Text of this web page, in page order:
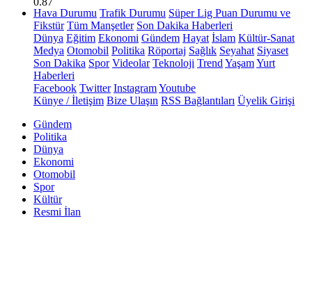
Hava Durumu Trafik Durumu Süper Lig Puan Durumu ve
Fikstür Tüm Manşetler Son Dakika Haberleri
Dünya Eğitim Ekonomi Gündem Hayat İslam Kültür-Sanat
Medya Otomobil Politika Röportaj Sağlık Seyahat Siyaset
Son Dakika Spor Videolar Teknoloji Trend YaşamYurt
Haberleri
Facebook Twitter InstagramYoutube
Künye / İletişim Bize Ulaşın RSS Bağlantıları Üyelik Girişi
Gündem
Politika
Dünya
Ekonomi
Otomobil
Spor
Kültür
Resmi İlan